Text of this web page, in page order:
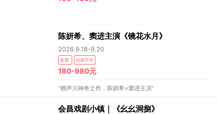
陈妍希、窦进主演《镜花水月》
2026.9.18-9.20
套票 自制节目
180-980元
“赖声川神奇之作，陈妍希×窦进主演”
会昌戏剧小镇｜《幺幺洞捌》